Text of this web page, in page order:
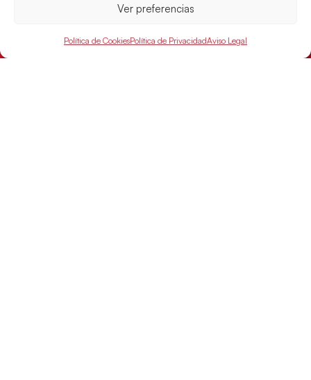
Ver preferencias
Política de CookiesPolítica de PrivacidadAviso Legal
un billete para las semifinales del Mundial
15:00 h, los cuartos de final del Campeonato del